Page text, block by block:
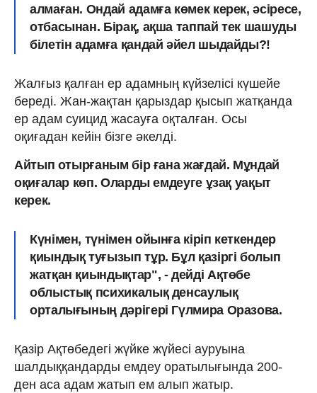
алмаған. Ондай адамға көмек керек, әсіресе,
отбасынан. Бірақ, ақша таппай тек шашуды
білетін адамға қандай әйел шыдайды?!
Жалғыз қалған ер адамның күйзелісі күшейе
береді. Жан-жақтан қарыздар қысып жатқанда
ер адам суицид жасауға оқталған. Осы
оқиғадан кейін бізге әкелді.
Айтып отырғаным бір ғана жағдай. Мұндай
оқиғалар көп. Оларды емдеуге ұзақ уақыт
керек.
Күнімен, түнімен ойынға кіріп кеткендер
қиындық туғызып тұр. Бұл қазіргі болып
жатқан қиындықтар", - дейді Ақтөбе
облыстық психикалық денсаулық
орталығының дәрігері Гүлмира Оразова.
Қазір Ақтөбедегі жүйке жүйесі ауруына
шалдыққандарды емдеу оратылығында 200-
ден аса адам жатып ем алып жатыр.